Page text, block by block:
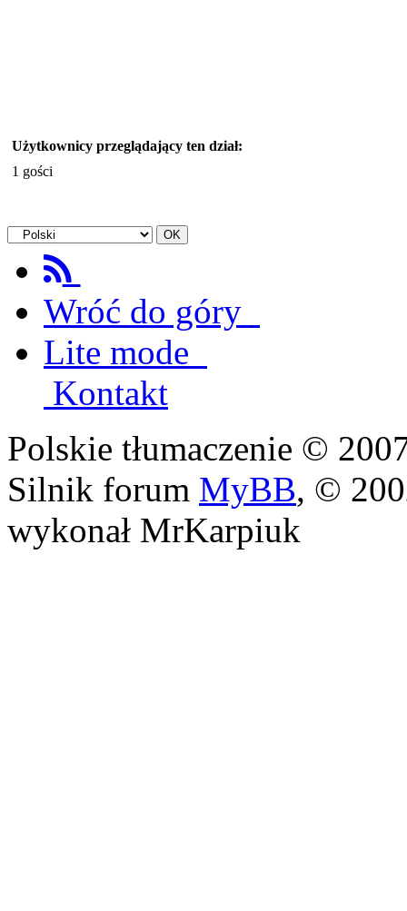
Użytkownicy przeglądający ten dział:
1 gości
Wróć do góry
Lite mode
Kontakt
Polskie tłumaczenie ©
Silnik forum MyBB, ©
wykonał MrKarpiuk